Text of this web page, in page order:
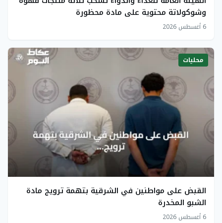
وشوكولاتة محتوية على مادة محظورة
6 أغسطس 2026
محليات
القبض على مواطنين في الشرقية بتهمة ترويج مادة
الشبو المخدرة
6 أغسطس 2026